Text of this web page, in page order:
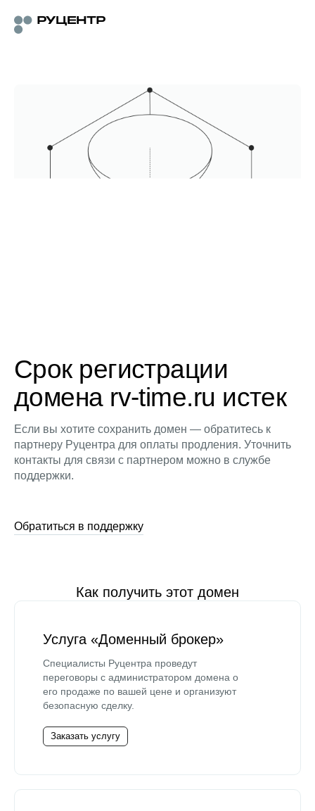
Срок регистрации
домена rv-time.ru истек
Если вы хотите сохранить домен — обратитесь к
партнеру Руцентра для оплаты продления. Уточнить
контакты для связи с партнером можно в службе
поддержки.
Обратиться в поддержку
Как получить этот домен
Услуга «Доменный брокер»
Специалисты Руцентра проведут
переговоры с администратором домена о
его продаже по вашей цене и организуют
безопасную сделку.
Заказать услугу